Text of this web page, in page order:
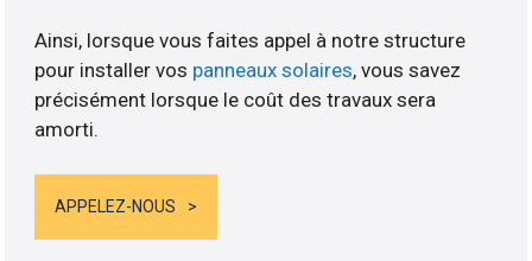
Ainsi, lorsque vous faites appel à notre structure
pour installer vos panneaux solaires, vous savez
précisément lorsque le coût des travaux sera
amorti.
APPELEZ-NOUS